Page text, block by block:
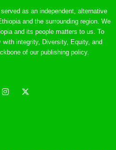
as an independent, alternative
and the surrounding region. We
and its people matters to us. To
integrity, Diversity, Equity, and
of our publishing policy.